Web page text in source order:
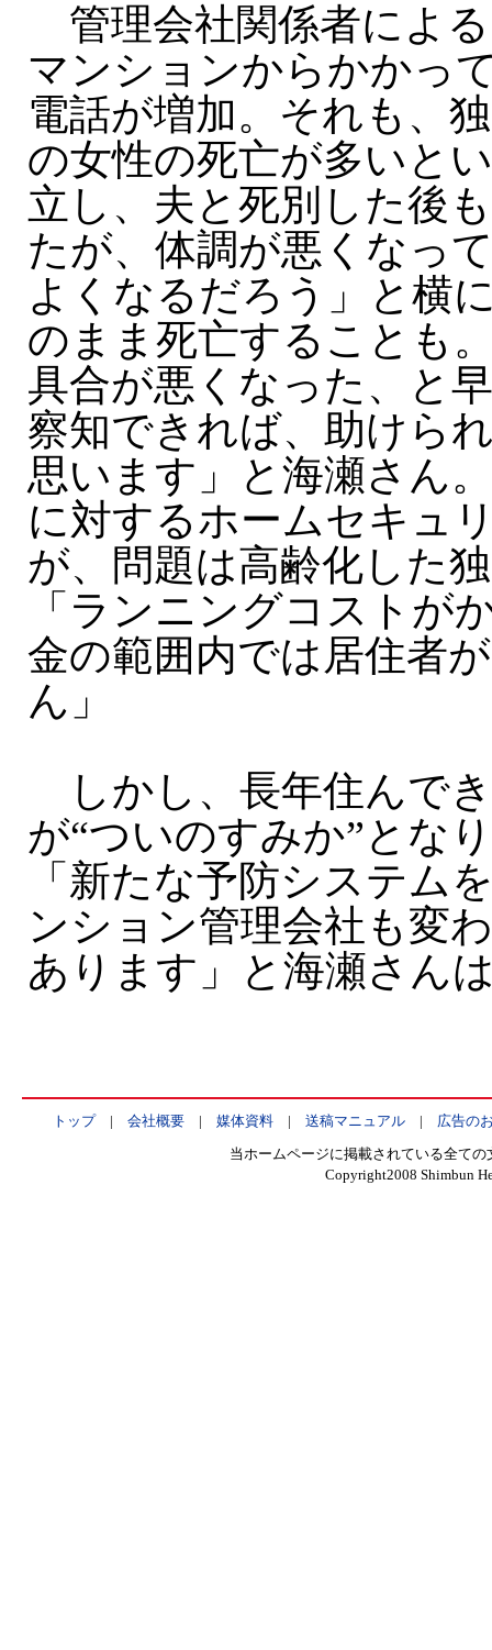
管理会社関係者によ
マンションからかかっ
電話が増加。それも、
の女性の死亡が多いと
立し、夫と死別した後
たが、体調が悪くなっ
よくなるだろう」と横
のまま死亡することも
具合が悪くなった、と
察知できれば、助けら
思います」と海瀬さん
に対するホームセキュ
が、問題は高齢化した
「ランニングコストが
金の範囲内では居住者
ん」
しかし、長年住んで
が“ついのすみか”とな
「新たな予防システム
ンション管理会社も変
あります」と海瀬さん
トップ| 会社概要| 媒体資料| 送稿マニュアル| 広告の
当ホームページに掲載されている全て
Copyright2008 Shimbun